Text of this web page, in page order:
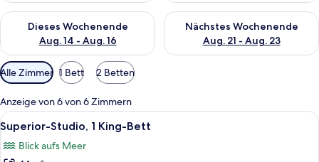
Dieses Wochenende
Aug. 14 - Aug. 16
Überprüfe die Verfügbarkeit für dieses Wochenende, Aug. 14
Nächstes Wochenende
Aug. 21 - Aug. 23
Überprüfe die Verfügbarkeit
Verfügbare
Filter
für
Zimmer
Alle Zimmer 1 Bett 2 Betten
Anzeige von 6 von 6 Zimmern
Alle
Fotos
für
Ein modernes Hotelzimmer mit
6
Superior-Studio, 1 King-Bett
Blick aufs Meer